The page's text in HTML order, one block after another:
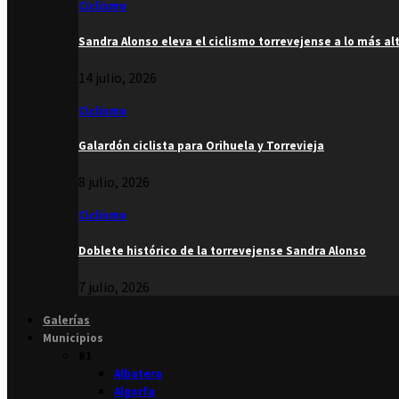
Ciclismo
Sandra Alonso eleva el ciclismo torrevejense a lo más
14 julio, 2026
Ciclismo
Galardón ciclista para Orihuela y Torrevieja
8 julio, 2026
Ciclismo
Doblete histórico de la torrevejense Sandra Alonso
7 julio, 2026
Galerías
Municipios
Albatera
Algorfa